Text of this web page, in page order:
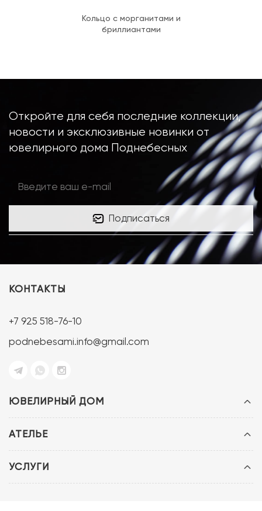
Кольцо с морганитами и
бриллиантами
Откройте для себя последние коллекции,
новости и эксклюзивные новинки от
ювелирного дома Поднебесных
Подписаться
ЮВЕЛИРНЫЙ ДОМ
АТЕЛЬЕ
УСЛУГИ
КОНТАКТЫ
+7 925 518-76-10
podnebesami.info@gmail.com